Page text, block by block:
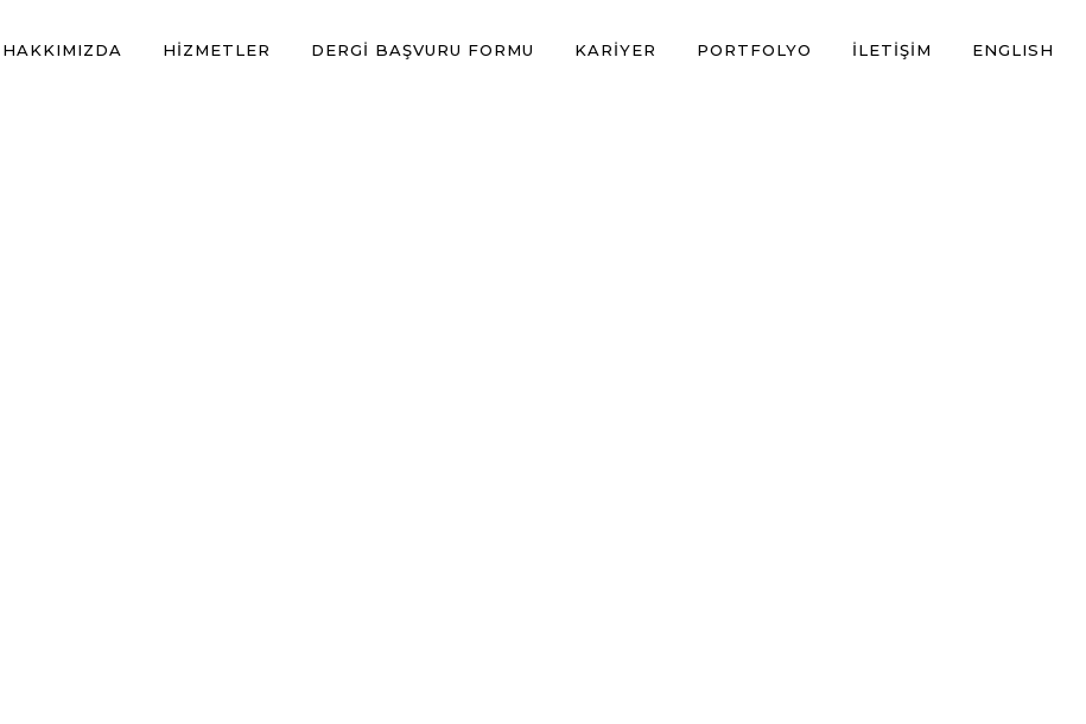
HAKKIMIZDA HIZMETLER DERGI BAŞVURU FORMU KARIYER PORTFOLYO İLETIŞIM ENGLISH